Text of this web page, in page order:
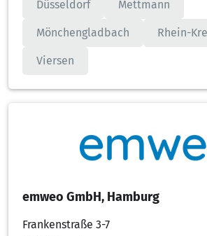
Düsseldorf Mettmann
Mönchengladbach Rhein-
Viersen
emweo GmbH, Hamburg
Frankenstraße 3-7